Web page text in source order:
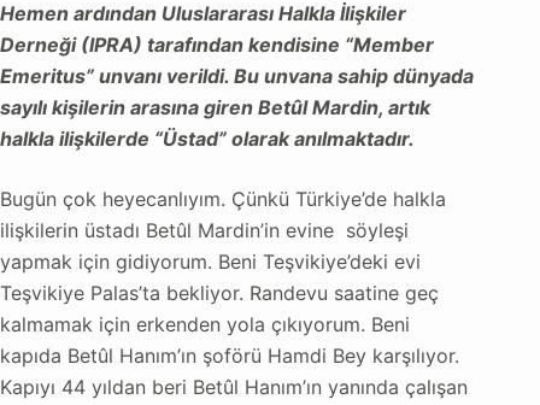
Hemen ardından Uluslararası Halkla İlişkiler
Derneği (IPRA) tarafından kendisine “Member
Emeritus” unvanı verildi. Bu unvana sahip dünyada
sayılı kişilerin arasına giren Betûl Mardin, artık
halkla ilişkilerde “Üstad” olarak anılmaktadır.
Bugün çok heyecanlıyım. Çünkü Türkiye’de halkla
ilişkilerin üstadı Betûl Mardin’in evine söyleşi
yapmak için gidiyorum. Beni Teşvikiye’deki evi
Teşvikiye Palas’ta bekliyor. Randevu saatine geç
kalmamak için erkenden yola çıkıyorum. Beni
kapıda Betûl Hanım’ın şoförü Hamdi Bey karşılıyor.
Kapıyı 44 yıldan beri Betûl Hanım’ın yanında çalışan